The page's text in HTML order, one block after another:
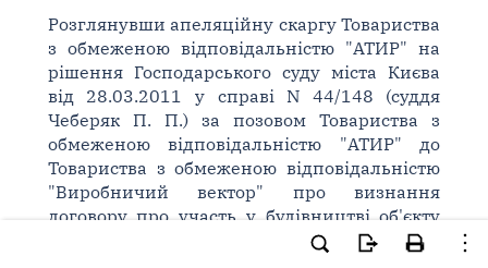
Розглянувши апеляційну скаргу Товариства
з обмеженою відповідальністю "АТИР" на
рішення Господарського суду міста Києва
від 28.03.2011 у справі N 44/148 (суддя
Чеберяк П. П.) за позовом Товариства з
обмеженою відповідальністю "АТИР" до
Товариства з обмеженою відповідальністю
"Виробничий вектор" про визнання
договору про участь у будівництві об'єкту